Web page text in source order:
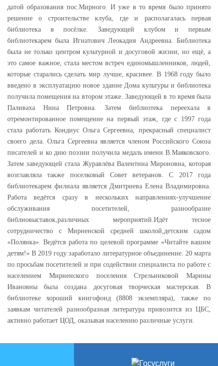
датой образования пос.Мирного. И уже в то время было принято
решение о строительстве клуба, где и располагалась первая
библиотека в посёлке. Заведующей клубом и первым
библиотекарем была Игнатович Леокадия Андреевна. Библиотека
была не только центром культурной и досуговой жизни, но ещё, а
это самое важное, стала местом встреч единомышленников, людей,
которые старались сделать мир лучше, красивее. В 1968 году было
введено в эксплуатацию новое здание Дома культуры и библиотека
получила помещения на втором этаже. Заведующей в то время была
Паливаха Нина Петровна. Затем библиотека переехала в
отремонтированное помещение на первый этаж, где с 1997 года
стала работать Кондиус Ольга Сергеевна, прекрасный специалист
своего дела. Ольга Сергеевна является членом Российского Союза
писателей и ко дню поэзии получила медаль имени В.Маяковского.
Затем заведующей стала Журавлёва Валентина Мироновна, которая
возглавляла также поселковый Совет ветеранов. С 2017 года
библиотекарем филиала является Дмитриева Елена Владимировна.
Работа ведётся сразу в нескольких направлениях-улучшение
обслуживания посетителей, разнообразие
библиовыставок,различных мероприятий.Идёт тесное
сотрудничество с Мирненской средней школой,детским садом
«Полянка». Ведётся работа по целевой программе «Читайте вашим
детям!» В 2019 году заработало литературное объединение. 20 марта
по просьбам посетителей и при содействии специалиста по работе с
населением Мирненского поселения Стрельниковой Марины
Ивановны была создана досуговая творческая мастерская. В
библиотеке хороший книгофонд (8808 экземпляра), также по
заявкам читателей разнообразная литература привозится из ЦБС,
активно работает ЦОД, оказывая населению различные услуги.